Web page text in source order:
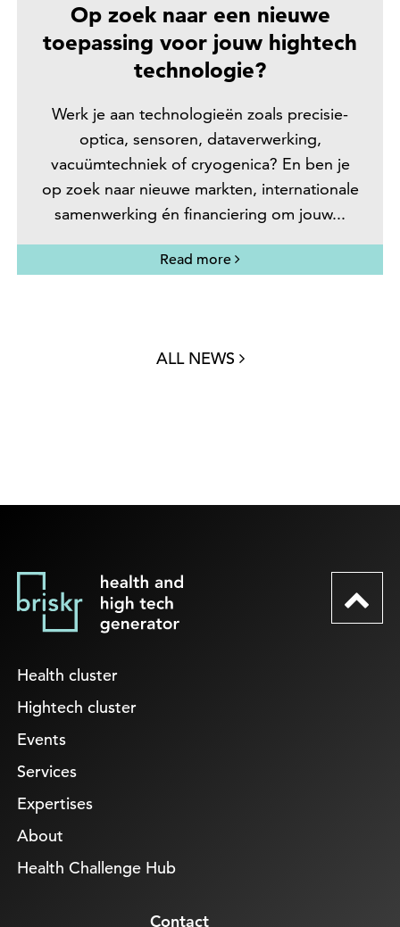
Op zoek naar een nieuwe
toepassing voor jouw hightech
technologie?
Werk je aan technologieën zoals precisie-
optica, sensoren, dataverwerking,
vacuümtechniek of cryogenica? En ben je
op zoek naar nieuwe markten, internationale
samenwerking én financiering om jouw...
Read more
ALL NEWS
Health cluster
Hightech cluster
Events
Services
Expertises
About
Health Challenge Hub
Contact